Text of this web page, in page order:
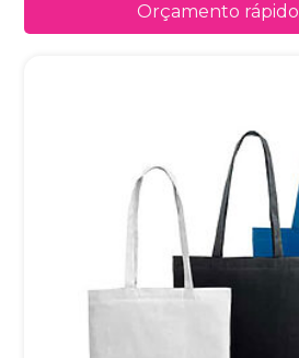
Orçamento rápido